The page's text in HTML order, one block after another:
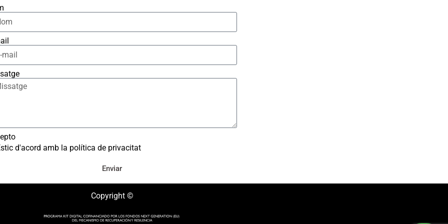
d'acord amb la política de privacitat
Enviar
Copyright ©